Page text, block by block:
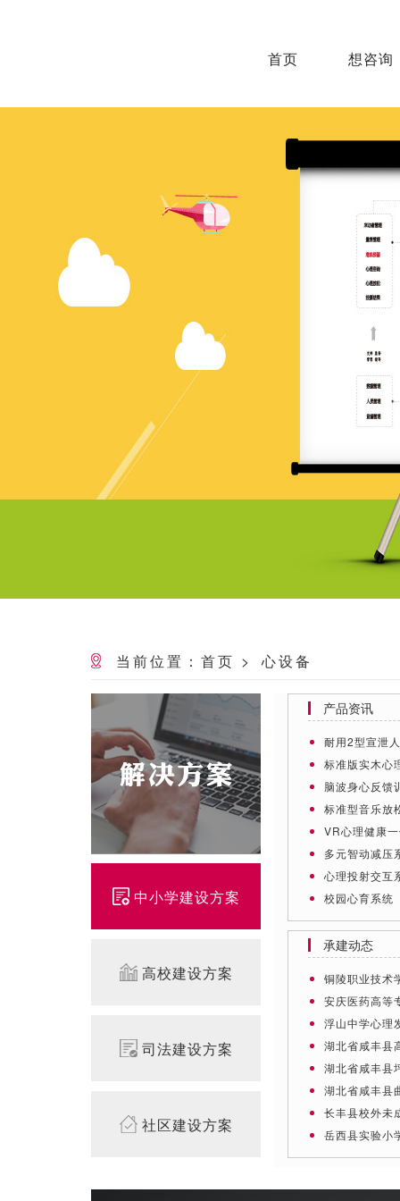
首页 想咨询
当前位置：首页 > 心设备
中小学建设方案
高校建设方案
司法建设方案
社区建设方案
产品资讯
耐用2型宣泄人
标准版实木心
脑波身心反馈
标准型音乐放
VR心理健康
多元智动减压
心理投射交互
校园心育系统
承建动态
铜陵职业技术
安庆医药高
浮山中学心理
湖北省咸丰县
湖北省咸丰县
湖北省咸丰县
长丰县校外未
岳西县实验小